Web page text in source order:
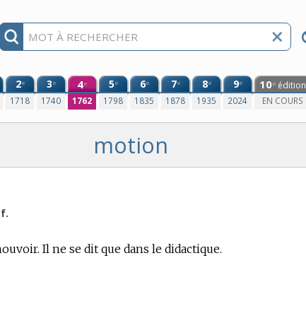
2e
1718
3e
1740
4e
1762
5e
1798
6e
1835
7e
1878
8e
1935
9e
2024
10e édition
EN COURS
motion
Il ne se dit que dans le didactique.